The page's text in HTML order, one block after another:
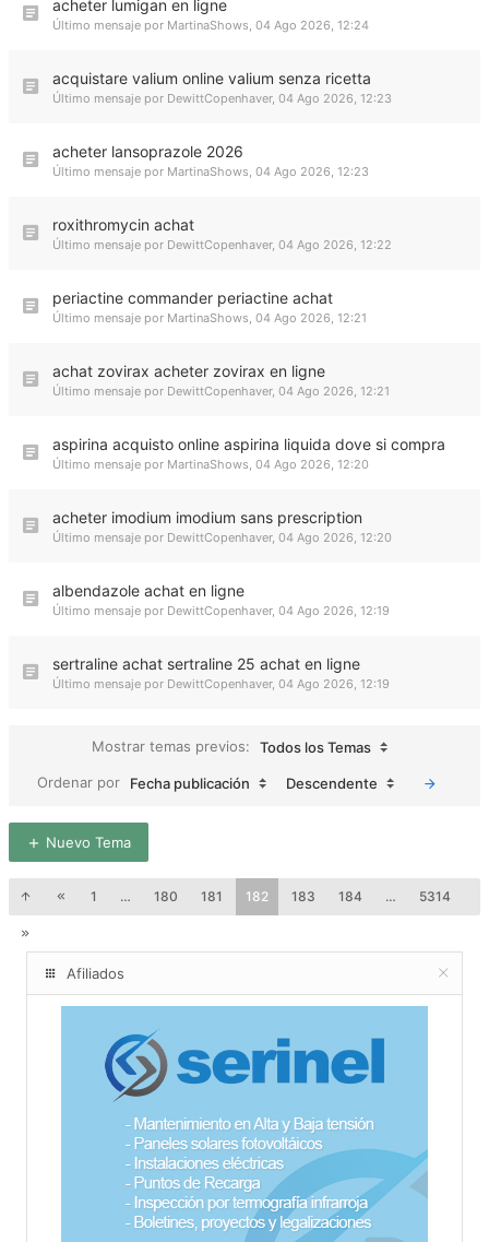
acheter lumigan en ligne
Último mensaje por MartinaShows, 04 Ago 2026, 12:24
acquistare valium online valium senza ricetta
Último mensaje por DewittCopenhaver, 04 Ago 2026, 12:23
acheter lansoprazole 2026
Último mensaje por MartinaShows, 04 Ago 2026, 12:23
roxithromycin achat
Último mensaje por DewittCopenhaver, 04 Ago 2026, 12:22
periactine commander periactine achat
Último mensaje por MartinaShows, 04 Ago 2026, 12:21
achat zovirax acheter zovirax en ligne
Último mensaje por DewittCopenhaver, 04 Ago 2026, 12:21
aspirina acquisto online aspirina liquida dove si compra
Último mensaje por MartinaShows, 04 Ago 2026, 12:20
acheter imodium imodium sans prescription
Último mensaje por DewittCopenhaver, 04 Ago 2026, 12:20
albendazole achat en ligne
Último mensaje por DewittCopenhaver, 04 Ago 2026, 12:19
sertraline achat sertraline 25 achat en ligne
Último mensaje por DewittCopenhaver, 04 Ago 2026, 12:19
Mostrar temas previos:
Todos los Temas
Ordenar por
Fecha publicación Descendente
Nuevo Tema
1 … 180 181 182 183 184 … 5314
Afiliados